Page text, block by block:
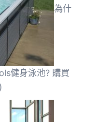
為什
健身泳池? 購買